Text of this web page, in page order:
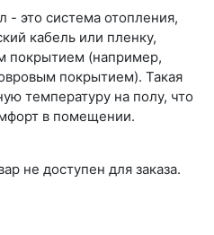
- это система отопления,
кабель или пленку,
покрытием (например,
покрытием). Такая
температуру на полу, что
в помещении.
не доступен для заказа.